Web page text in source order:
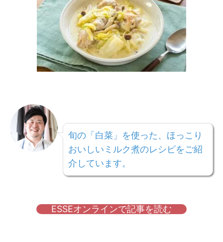
旬の「白菜」を使った、ほっこり
おいしいミルク煮のレシピをご紹
介しています。
ESSEオンラインで記事を読む